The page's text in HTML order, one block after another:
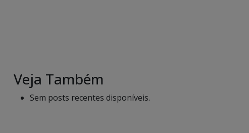
Veja Também
Sem posts recentes disponíveis.